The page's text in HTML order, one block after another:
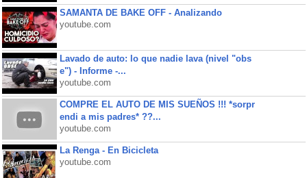
SAMANTA DE BAKE OFF - Analizando
youtube.com
Lavado de auto: lo que nadie lava (nivel "obs
e") - Informe -...
youtube.com
COMPRE EL AUTO DE MIS SUEÑOS !!! *sorpr
endi a mis padres* ??...
youtube.com
La Renga - En Bicicleta
youtube.com